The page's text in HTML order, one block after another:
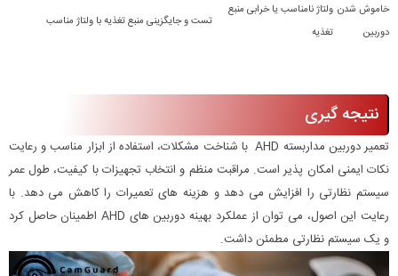
خاموش شدن
دوربین
ولتاژ نامناسب یا خرابی منبع
تغذیه
تست و جایگزینی منبع تغذیه با ولتاژ مناسب
نتیجه گیری
تعمیر دوربین مداربسته AHD با شناخت مشکلات، استفاده از ابزار مناسب و رعایت
نکات ایمنی امکان پذیر است. مراقبت منظم و انتخاب تجهیزات با کیفیت، طول عمر
سیستم نظارتی را افزایش می دهد و هزینه های تعمیرات را کاهش می دهد. با
رعایت این اصول، می توان از عملکرد بهینه دوربین های AHD اطمینان حاصل کرد
و یک سیستم نظارتی مطمئن داشت.